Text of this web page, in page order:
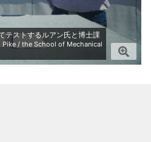
テストするルアン氏と博士課
Pike / the School of Mechanical